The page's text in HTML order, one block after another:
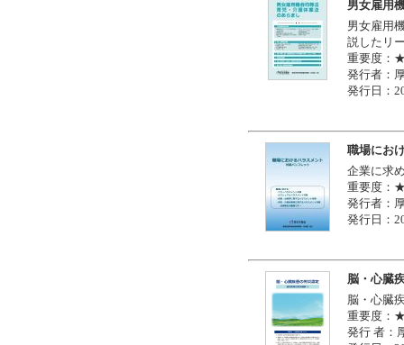
男女雇用
男女雇用
説したリ
重要度
発行者：
発行日：
職場にお
企業に求
重要度
発行者：
発行日：
脳・心臓
脳・心臓
重要度
発行 者：